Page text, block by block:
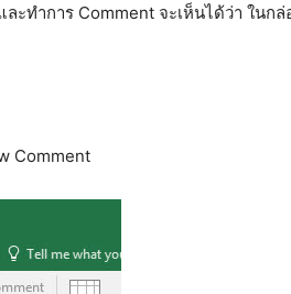
ละทำการ Comment จะเห็นได้ว่า ในกล่
Comment